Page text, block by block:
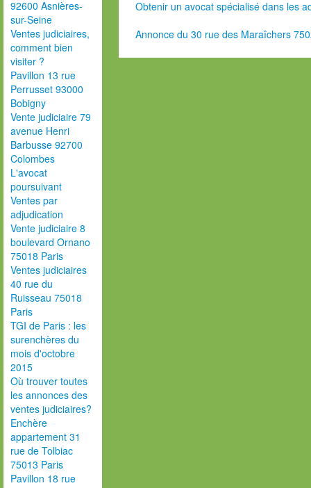
92600 Asnières-
sur-Seine
Ventes judiciaires,
comment bien
visiter ?
Pavillon 13 rue
Perrusset 93000
Bobigny
Vente judiciaire 79
avenue Henri
Barbusse 92700
Colombes
L'avocat
poursuivant
Ventes par
adjudication
Vente judiciaire 8
boulevard Ornano
75018 Paris
Ventes judiciaires
40 rue du
Ruisseau 75018
Paris
TGI de Paris : les
surenchères du
mois d'octobre
2015
Où trouver toutes
les annonces des
ventes judiciaires?
Enchère
appartement 31
rue de Tolbiac
75013 Paris
Pavillon 18 rue
Obtenir un avocat spécialisé dans les
Annonce du 30 rue des Maraîchers